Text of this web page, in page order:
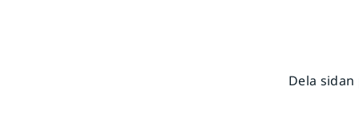
Dela sidan